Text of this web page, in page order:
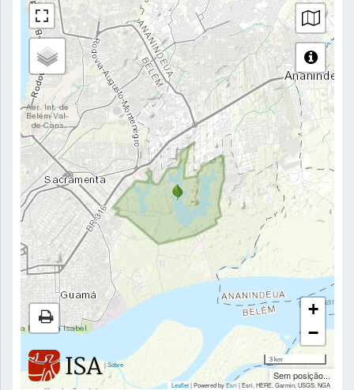
|Sobre
+
−
3 km
Sem posição...
Leaflet| Powered byEsri|Esri, HERE, Garmin, USGS, NGA